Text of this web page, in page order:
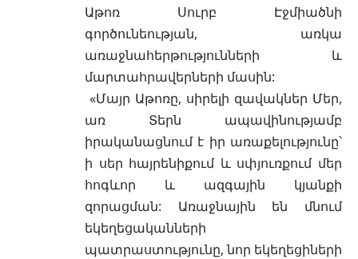
Աթոռ Սուրբ Էջմիածնի
գործունեության, առկա
առաջնահերթությունների և
մարտահրավերների մասին:
«Մայր Աթոռը, սիրելի զավակներ Մեր,
առ Տերն ապավինությամբ
իրականացնում է իր առաքելությունը՝
ի սեր հայրենիքում և սփյուռքում մեր
հոգևոր և ազգային կյանքի
զորացման: Առաջնային են մնում
եկեղեցականների
պատրաստությունը, նոր եկեղեցիների